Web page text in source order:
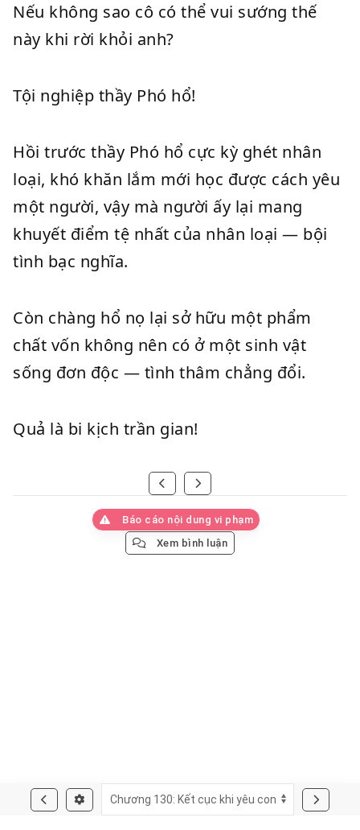
Nếu không sao cô có thể vui sướng thế
này khi rời khỏi anh?
Tội nghiệp thầy Phó hổ!
Hồi trước thầy Phó hổ cực kỳ ghét nhân
loại, khó khăn lắm mới học được cách yêu
một người, vậy mà người ấy lại mang
khuyết điểm tệ nhất của nhân loại — bội
tình bạc nghĩa.
Còn chàng hổ nọ lại sở hữu một phẩm
chất vốn không nên có ở một sinh vật
sống đơn độc — tình thâm chẳng đổi.
Quả là bi kịch trần gian!
Báo cáo nội dung vi phạm
Xem bình luận